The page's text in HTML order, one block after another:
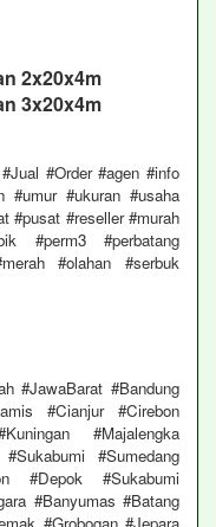
2x20x4m
3x20x4m
#Order #agen #info
#umur #ukuran #usaha
#pusat #reseller #murah
#perm3 #perbatang
#olahan #serbuk
#JawaBarat #Bandung
#Cianjur #Cirebon
#Majalengka
#Sumedang
#Depok #Sukabumi
#Banyumas #Batang